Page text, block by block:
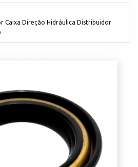
Caixa Direção Hidráulica Distribuidor